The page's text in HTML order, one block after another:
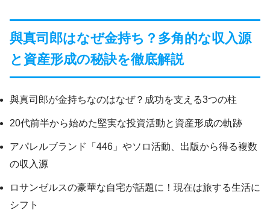
與真司郎はなぜ金持ち？多角的な収入源
と資産形成の秘訣を徹底解説
與真司郎が金持ちなのはなぜ？成功を支える3つの柱
20代前半から始めた堅実な投資活動と資産形成の軌跡
アパレルブランド「446」やソロ活動、出版から得る複数
の収入源
ロサンゼルスの豪華な自宅が話題に！現在は旅する生活に
シフト